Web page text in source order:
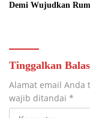
Demi Wujudkan
Tinggalkan
Alamat email Anda
wajib ditandai *